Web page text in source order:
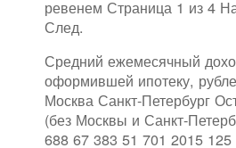
ревенем Страница 1 из 4
След.
Средний ежемесячный
оформившей ипотеку,
Москва Санкт-Петербург
(без Москвы и Санкт-
688 67 383 51 701 2015